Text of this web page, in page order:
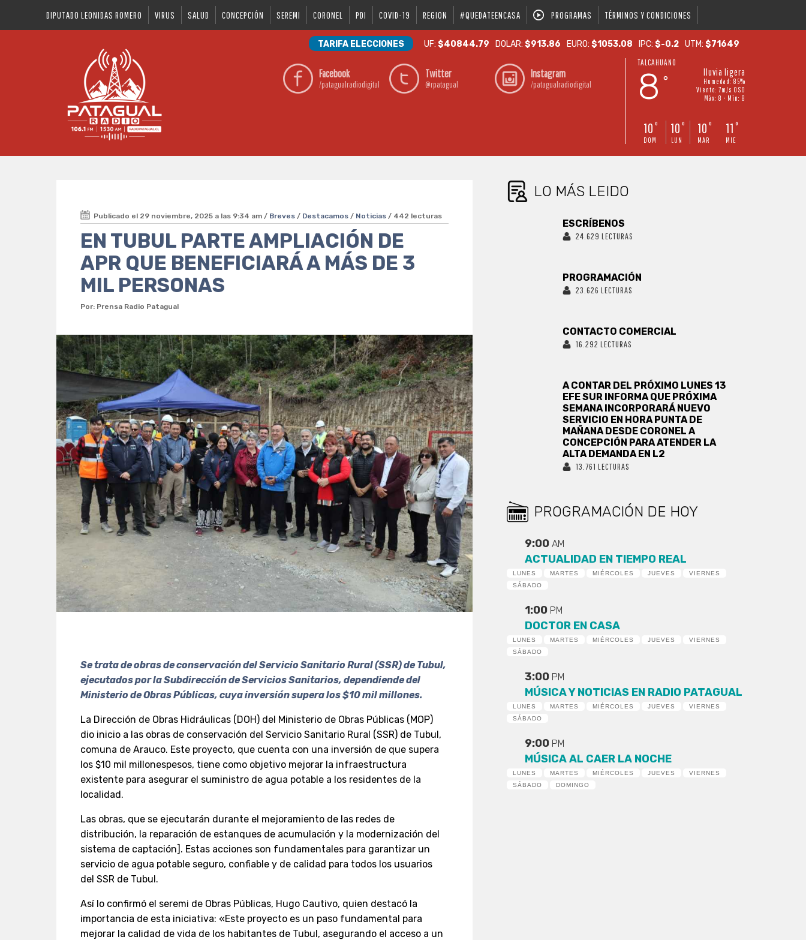
DIPUTADO LEONIDAS ROMERO VIRUS SALUD CONCEPCIÓN SEREMI CORONEL PDI COVID-19 REGION #QUEDATEENCASA PROGRAMAS TÉRMINOS Y CONDICIONES
TARIFA ELECCIONES UF:$40844.79 DOLAR:$913.86 EURO:$1053.08 IPC:$-0.2 UTM:$71649
Facebook
/patagualradiodigital
Twitter
@rpatagual
Instagram
/patagualradiodigital
TALCAHUANO
8 °
lluvia ligera
Humedad: 85%
Viento: 7m/s OSO
Máx: 8 • Mín: 8
10 °
DOM
10 °
LUN
10 °
MAR
11 °
MIE
Publicado el 29 noviembre, 2025 a las 9:34 am / Breves / Destacamos / Noticias / 442 lecturas
EN TUBUL PARTE AMPLIACIÓN DE
APR QUE BENEFICIARÁ A MÁS DE 3
MIL PERSONAS
Por: Prensa Radio Patagual
Se trata de obras de conservación del Servicio Sanitario Rural (SSR) de Tubul,
ejecutados por la Subdirección de Servicios Sanitarios, dependiende del
Ministerio de Obras Públicas, cuya inversión supera los $10 mil millones.
La Dirección de Obras Hidráulicas (DOH) del Ministerio de Obras Públicas (MOP)
dio inicio a las obras de conservación del Servicio Sanitario Rural (SSR) de Tubul,
comuna de Arauco. Este proyecto, que cuenta con una inversión de que supera
los $10 mil millonespesos, tiene como objetivo mejorar la infraestructura
existente para asegurar el suministro de agua potable a los residentes de la
localidad.
Las obras, que se ejecutarán durante el mejoramiento de las redes de
distribución, la reparación de estanques de acumulación y la modernización del
sistema de captación]. Estas acciones son fundamentales para garantizar un
servicio de agua potable seguro, confiable y de calidad para todos los usuarios
del SSR de Tubul.
Así lo confirmó el seremi de Obras Públicas, Hugo Cautivo, quien destacó la
importancia de esta iniciativa: «Este proyecto es un paso fundamental para
mejorar la calidad de vida de los habitantes de Tubul, asegurando el acceso a un
LO MÁS LEIDO
ESCRÍBENOS
24.629 LECTURAS
PROGRAMACIÓN
23.626 LECTURAS
CONTACTO COMERCIAL
16.292 LECTURAS
A CONTAR DEL PRÓXIMO LUNES 13
EFE SUR INFORMA QUE PRÓXIMA
SEMANA INCORPORARÁ NUEVO
SERVICIO EN HORA PUNTA DE
MAÑANA DESDE CORONEL A
CONCEPCIÓN PARA ATENDER LA
ALTA DEMANDA EN L2
13.761 LECTURAS
PROGRAMACIÓN DE HOY
9:00AM
ACTUALIDAD EN TIEMPO REAL
LUNES MARTES MIÉRCOLES JUEVES
VIERNES
SÁBADO
1:00 PM
DOCTOR EN CASA
LUNES MARTES MIÉRCOLES JUEVES
VIERNES
SÁBADO
3:00 PM
MÚSICA Y NOTICIAS EN RADIO PATAGUAL
LUNES MARTES MIÉRCOLES JUEVES
VIERNES
SÁBADO
9:00 PM
MÚSICA AL CAER LA NOCHE
LUNES MARTES MIÉRCOLES JUEVES
VIERNES
SÁBADO
DOMINGO